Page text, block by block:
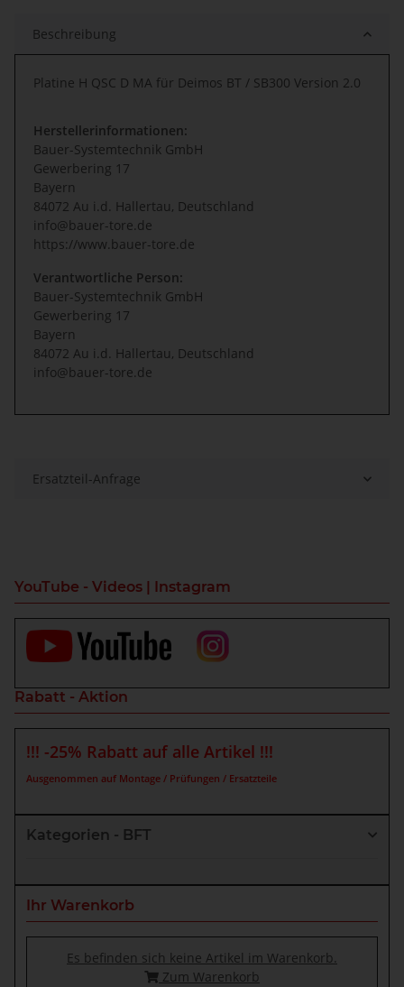
Beschreibung
Platine H QSC D MA für Deimos BT / SB300 Version 2.0
Herstellerinformationen:
Bauer-Systemtechnik GmbH
Gewerbering 17
Bayern
84072 Au i.d. Hallertau, Deutschland
info@bauer-tore.de
https://www.bauer-tore.de
Verantwortliche Person:
Bauer-Systemtechnik GmbH
Gewerbering 17
Bayern
84072 Au i.d. Hallertau, Deutschland
info@bauer-tore.de
Ersatzteil-Anfrage
YouTube - Videos | Instagram
Rabatt - Aktion
!!! -25% Rabatt auf alle Artikel !!!
Ausgenommen auf Montage / Prüfungen / Ersatzteile
Kategorien - BFT
Ihr Warenkorb
Es befinden sich keine Artikel im Warenkorb.
Zum Warenkorb